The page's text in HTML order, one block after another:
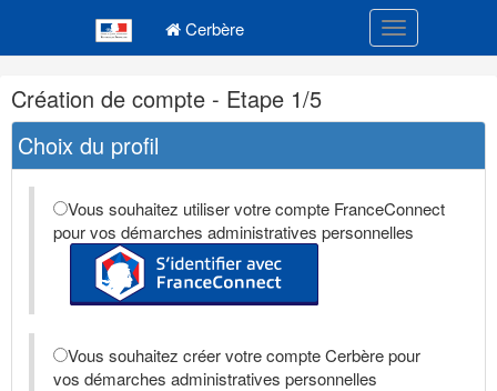
Cerbère Toggle
Navigation
et
outils
annexes
Création de compte - Etape 1/5
Choix du profil
Vous souhaitez utiliser votre compte FranceConnect
pour vos démarches administratives personnelles
Vous souhaitez créer votre compte Cerbère pour
vos démarches administratives personnelles